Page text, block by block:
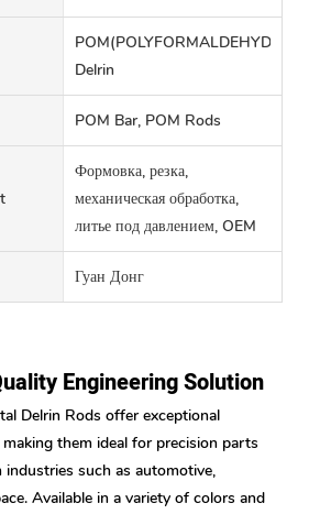
Delrin
POM Bar, POM Rods
Формовка, резка,
механическая обработка,
литье под давлением, OEM
Гуан Донг
Engineering Solution
Delrin Rods offer exceptional
them ideal for precision parts
such as automotive,
Available in a variety of colors and